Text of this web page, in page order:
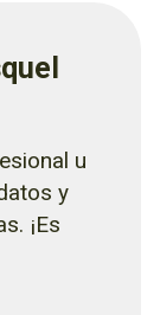
u
y
¡Es